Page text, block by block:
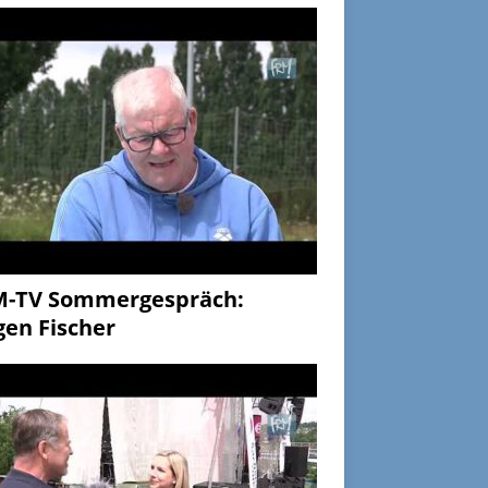
TV Sommergespräch:
Fischer